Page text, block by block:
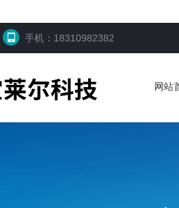
手机：18310982382
网站